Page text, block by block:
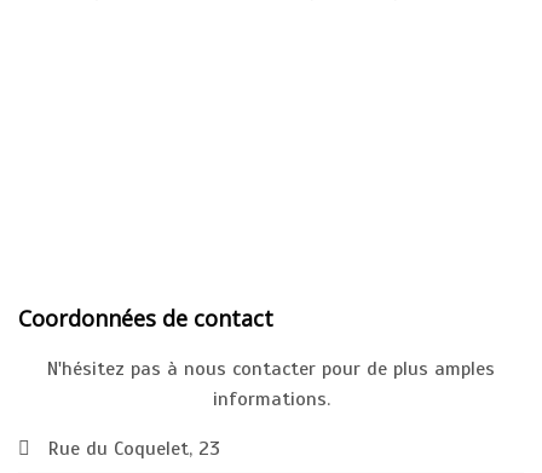
Coordonnées de contact
N'hésitez pas à nous contacter pour de plus amples
informations.
Rue du Coquelet, 23